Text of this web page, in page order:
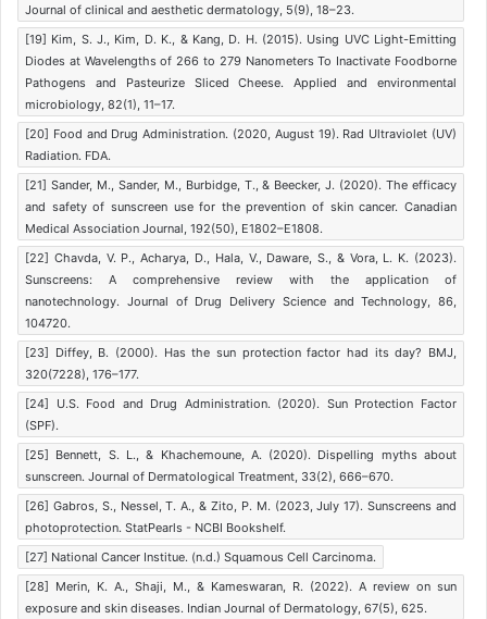
Journal of clinical and aesthetic dermatology, 5(9), 18–23.
[19] Kim, S. J., Kim, D. K., & Kang, D. H. (2015). Using UVC Light-Emitting
Diodes at Wavelengths of 266 to 279 Nanometers To Inactivate Foodborne
Pathogens and Pasteurize Sliced Cheese. Applied and environmental
microbiology, 82(1), 11–17.
[20] Food and Drug Administration. (2020, August 19). Rad Ultraviolet (UV)
Radiation. FDA.
[21] Sander, M., Sander, M., Burbidge, T., & Beecker, J. (2020). The efficacy
and safety of sunscreen use for the prevention of skin cancer. Canadian
Medical Association Journal, 192(50), E1802–E1808.
[22] Chavda, V. P., Acharya, D., Hala, V., Daware, S., & Vora, L. K. (2023).
Sunscreens: A comprehensive review with the application of
nanotechnology. Journal of Drug Delivery Science and Technology, 86,
104720.
[23] Diffey, B. (2000). Has the sun protection factor had its day? BMJ,
320(7228), 176–177.
[24] U.S. Food and Drug Administration. (2020). Sun Protection Factor
(SPF).
[25] Bennett, S. L., & Khachemoune, A. (2020). Dispelling myths about
sunscreen. Journal of Dermatological Treatment, 33(2), 666–670.
[26] Gabros, S., Nessel, T. A., & Zito, P. M. (2023, July 17). Sunscreens and
photoprotection. StatPearls - NCBI Bookshelf.
[27] National Cancer Institue. (n.d.) Squamous Cell Carcinoma.
[28] Merin, K. A., Shaji, M., & Kameswaran, R. (2022). A review on sun
exposure and skin diseases. Indian Journal of Dermatology, 67(5), 625.